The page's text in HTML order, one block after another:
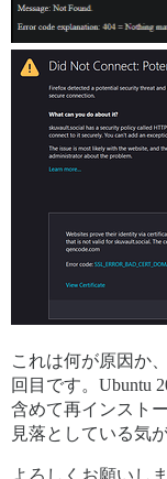
これは何が原因か
回目です。Ubuntu
含めて再インスト
見落としている気
よろしくお願いしま